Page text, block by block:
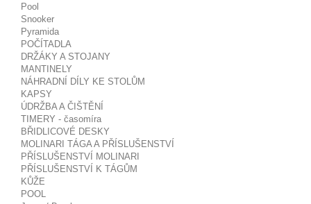
Pool
Snooker
Pyramida
POČÍTADLA
DRŽÁKY A STOJANY
MANTINELY
NÁHRADNÍ DÍLY KE STOLŮM
KAPSY
ÚDRŽBA A ČIŠTĚNÍ
TIMERY - časomíra
BŘIDLICOVÉ DESKY
MOLINARI TÁGA A PŘÍSLUŠENSTVÍ
PŘÍSLUŠENSTVÍ MOLINARI
PŘÍSLUŠENSTVÍ K TÁGŮM
KŮŽE
POOL